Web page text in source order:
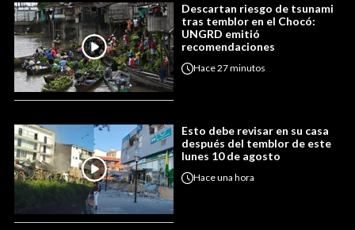
Descartan riesgo de tsunami
tras temblor en el Chocó:
UNGRD emitió
recomendaciones
Hace27 minutos
Esto debe revisar en su casa
después del temblor de este
lunes 10 de agosto
Haceuna hora